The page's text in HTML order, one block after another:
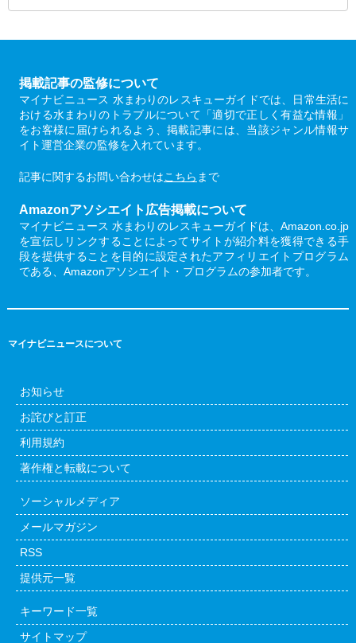
掲載記事の監修について
マイナビニュース 水まわりのレスキューガイドでは、日常生活に
おける水まわりのトラブルについて「適切で正しく有益な情報」
をお客様に届けられるよう、掲載記事には、当該ジャンル情報サ
イト運営企業の監修を入れています。
記事に関するお問い合わせはこちら まで
Amazonアソシエイト広告掲載について
マイナビニュース 水まわりのレスキューガイドは、Amazon.co.jp
を宣伝しリンクすることによってサイトが紹介料を獲得できる手
段を提供することを目的に設定されたアフィリエイトプログラム
である、Amazonアソシエイト・プログラムの参加者です。
マイナビニュースについて
お知らせ
お詫びと訂正
利用規約
著作権と転載について
ソーシャルメディア
メールマガジン
RSS
提供元一覧
キーワード一覧
サイトマップ